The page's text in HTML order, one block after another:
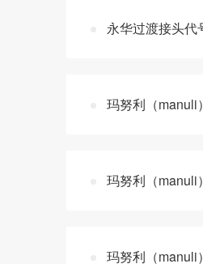
永华过渡接头代
玛努利（manuli
玛努利（manuli
玛努利（manuli